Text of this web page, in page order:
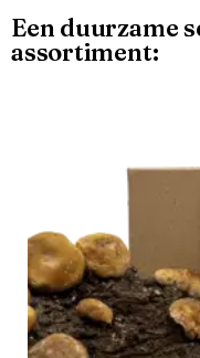
Een duurzame
assortiment: